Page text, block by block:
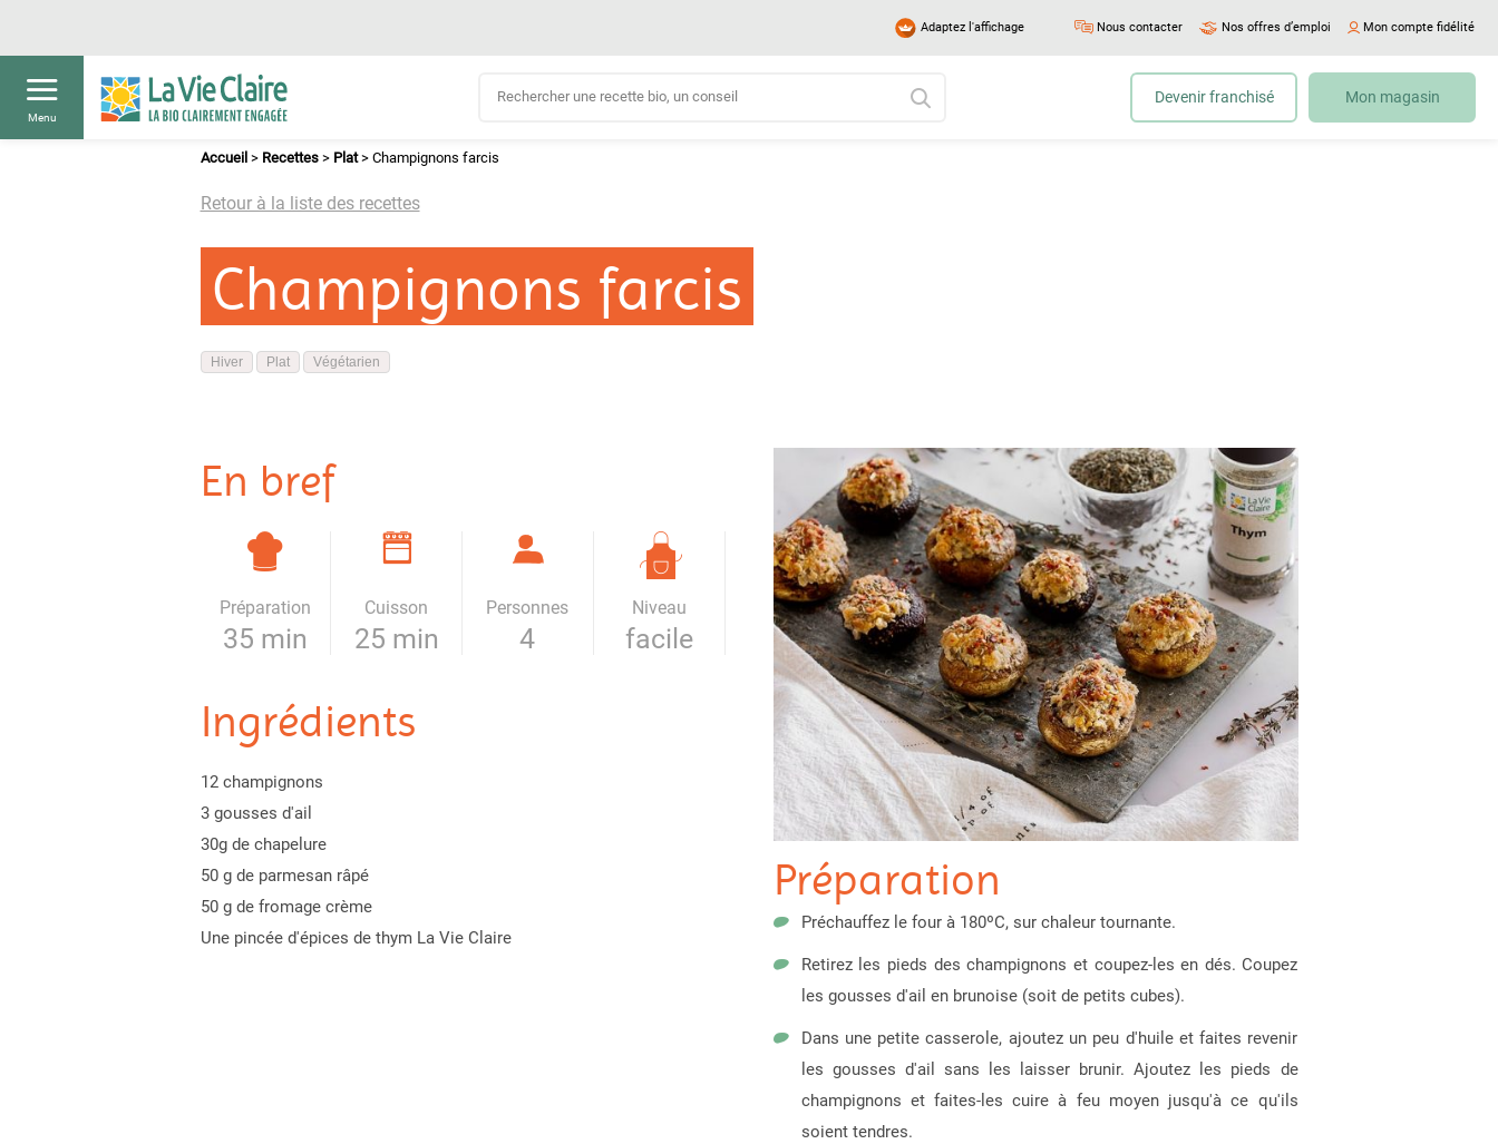
Adaptez l'affichage Nous contacter Nos offres d’emploi Mon compte fidélité
Menu
Devenir franchisé Mon magasin
Accueil > Recettes> Plat> Champignons farcis
Retour à la liste des recettes
Champignons farcis
Hiver Plat Végétarien
En bref
Préparation
35 min
Cuisson
25 min
Personnes
4
Niveau
facile
Ingrédients
12 champignons
3 gousses d'ail
30g de chapelure
50 g de parmesan râpé
50 g de fromage crème
Une pincée d'épices de thym La Vie Claire
Préparation
Préchauffez le four à 180ºC, sur chaleur tournante.
Retirez les pieds des champignons et coupez-les en dés. Coupez
les gousses d'ail en brunoise (soit de petits cubes).
Dans une petite casserole, ajoutez un peu d'huile et faites revenir
les gousses d'ail sans les laisser brunir. Ajoutez les pieds de
champignons et faites-les cuire à feu moyen jusqu'à ce qu'ils
soient tendres.